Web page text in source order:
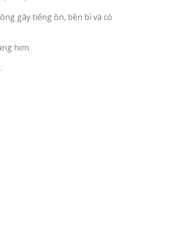
gây tiếng ồn, bền bỉ và có
hơn.